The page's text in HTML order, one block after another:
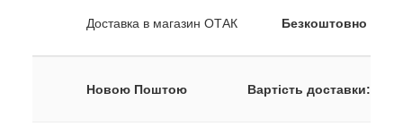
Доставка в магазин ОТАК Безкоштовно
Новою Поштою Вартість доставки: